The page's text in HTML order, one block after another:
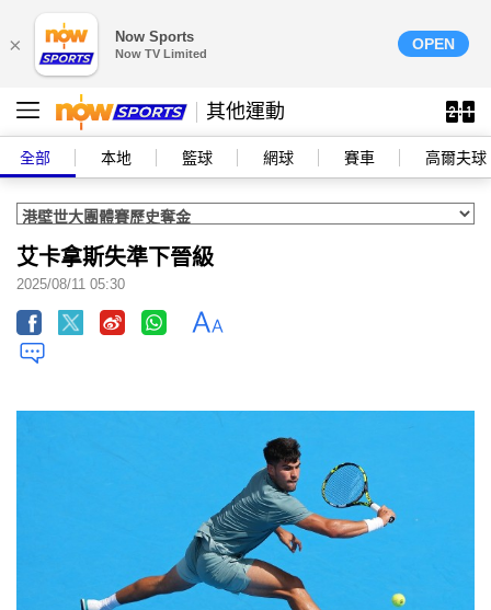
× Now Sports
Now TV Limited
OPEN
其他運動
全部 本地 籃球 網球 賽車 高爾夫球
艾卡拿斯失準下晉級
2025/08/11 05:30